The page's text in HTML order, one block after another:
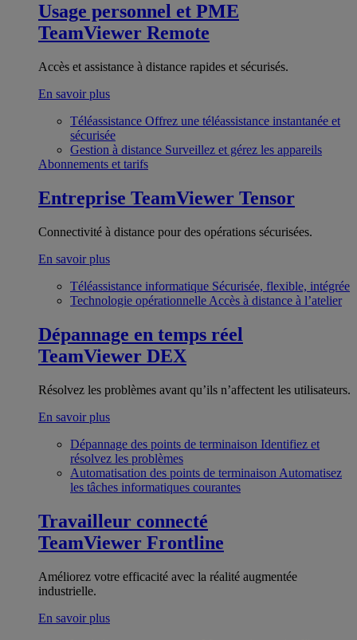
Usage personnel et PME
TeamViewer Remote
Accès et assistance à distance rapides et sécurisés.
En savoir plus
Téléassistance Offrez une téléassistance instantanée et
sécurisée
Gestion à distance Surveillez et gérez les appareils
Abonnements et tarifs
Entreprise TeamViewer Tensor
Connectivité à distance pour des opérations sécurisées.
En savoir plus
Téléassistance informatique Sécurisée, flexible, intégrée
Technologie opérationnelle Accès à distance à l’atelier
Dépannage en temps réel
TeamViewer DEX
Résolvez les problèmes avant qu’ils n’affectent les utilisateurs.
En savoir plus
Dépannage des points de terminaison Identifiez et
résolvez les problèmes
Automatisation des points de terminaison Automatisez
les tâches informatiques courantes
Travailleur connecté
TeamViewer Frontline
Améliorez votre efficacité avec la réalité augmentée
industrielle.
En savoir plus